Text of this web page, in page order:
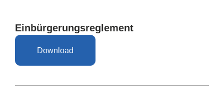
Einbürgerungsreglement
Download